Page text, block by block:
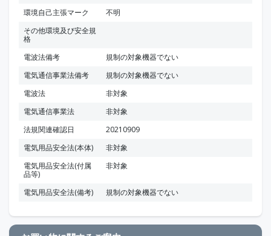
環境自己主張マーク
不明
その他環境及び安全規
格
電波法備考
規制の対象機器でない
電気通信事業法備考
規制の対象機器でない
電波法
非対象
電気通信事業法
非対象
法規関連確認日
20210909
電気用品安全法(本体)
非対象
電気用品安全法(付属
品等)
非対象
電気用品安全法(備考) 規制の対象機器でない